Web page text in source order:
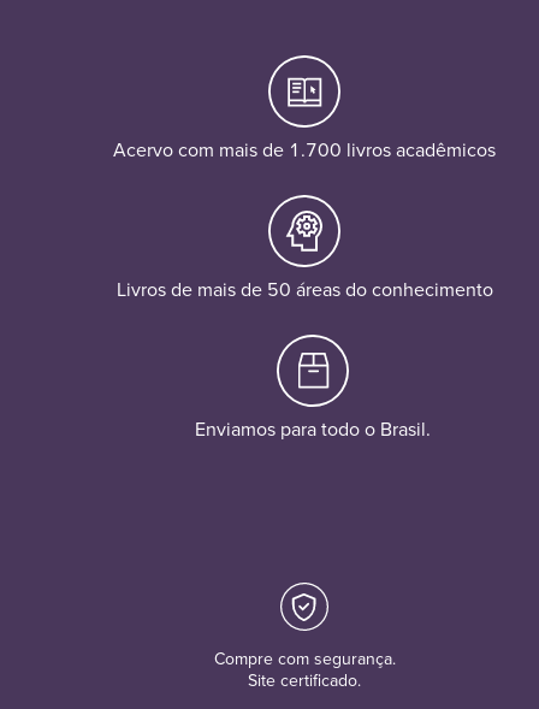
Acervo com mais de 1.700 livros acadêmicos
Livros de mais de 50 áreas do conhecimento
Enviamos para todo o Brasil.
Compre com segurança.
Site certificado.